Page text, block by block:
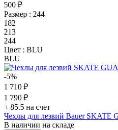
500 ₽
Размер : 244
182
213
244
Цвет : BLU
BLU
-5%
1 710 ₽
1 790 ₽
+ 85.5 на счет
Чехлы для лезвий Bauer SKATE
В наличии на складе